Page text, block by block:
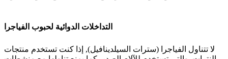
التداخلات الدوائية لحبوب الفياجرا
لا تتناول الفياجرا (سترات السيلدينافيل), إذا كنت تستخدم منتجات